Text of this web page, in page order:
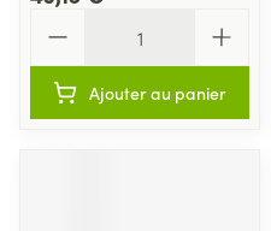
Ajouter au panier